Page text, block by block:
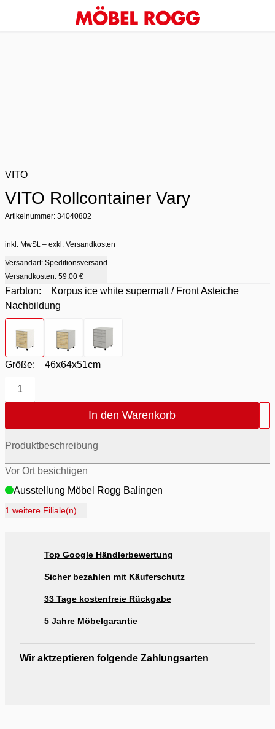
VITO
VITO Rollcontainer Vary
Artikelnummer: 34040802
inkl. MwSt. – exkl. Versandkosten
Versandart: Speditionsversand
Versandkosten: 59.00 €
Farbton:
Korpus ice white supermatt / Front Asteiche
Nachbildung
- Korpus ice white supermatt / Front Asteiche
- Korpus kreidegrau matt lack / Front
Farbton
Größe: 46x64x51cm
1
In den Warenkorb
Produktbeschreibung
Vor Ort besichtigen
Ausstellung Möbel Rogg Balingen
Ausstellung Rogg Discount Balingen
Ausstellung Möbel Rogg Reutlingen
1 weitere Filiale(n)
Top Google Händlerbewertung
Sicher bezahlen mit Käuferschutz
33 Tage kostenfreie Rückgabe
5 Jahre Möbelgarantie
Wir aktzeptieren folgende Zahlungsarten